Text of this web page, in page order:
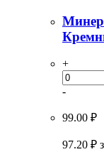
+
-
99.00 ₽
97.20 ₽